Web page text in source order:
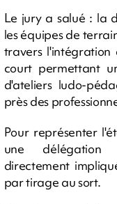
Le jury a salué : la
les équipes de
travers
court permettant
d'ateliers ludo-
près des
Pour représenter
une délégation
directement
par tirage au sort.